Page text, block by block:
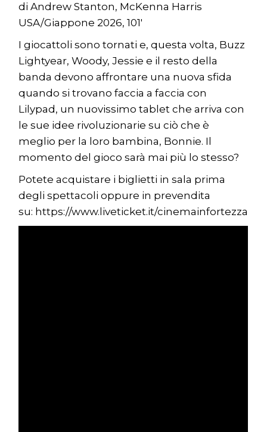
di Andrew Stanton, McKenna Harris
USA/Giappone 2026, 101′
I giocattoli sono tornati e, questa volta, Buzz
Lightyear, Woody, Jessie e il resto della
banda devono affrontare una nuova sfida
quando si trovano faccia a faccia con
Lilypad, un nuovissimo tablet che arriva con
le sue idee rivoluzionarie su ciò che è
meglio per la loro bambina, Bonnie. Il
momento del gioco sarà mai più lo stesso?
Potete acquistare i biglietti in sala prima
degli spettacoli oppure in prevendita
su: https://www.liveticket.it/cinemainfortezza